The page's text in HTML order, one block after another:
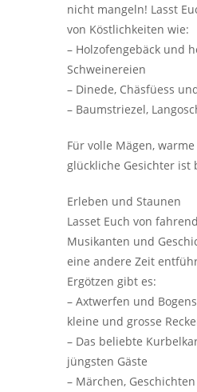
nicht mangeln! Lasst
von Köstlichkeiten wie:
– Holzofengebäck und
Schweinereien
– Dinede, Chäsfüess
– Baumstriezel,
Für volle Mägen,
glückliche Gesichter ist
Erleben und Staunen
Lasset Euch von
Musikanten und
eine andere Zeit
Ergötzen gibt es:
– Axtwerfen und
kleine und grosse
– Das beliebte
jüngsten Gäste
– Märchen,